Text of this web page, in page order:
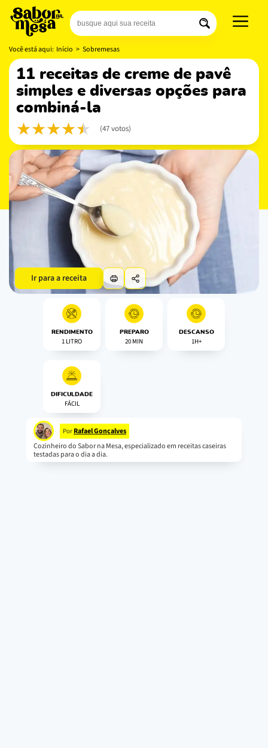
Você está aqui: Início > Sobremesas
11 receitas de creme de pavê
simples e diversas opções para
combiná-la
(47 votos)
Ir para a receita
RENDIMENTO
1 LITRO
PREPARO
20 MIN
DESCANSO
1H+
DIFICULDADE
FÁCIL
Por Rafael Gonçalves
Cozinheiro do Sabor na Mesa, especializado em receitas caseiras
testadas para o dia a dia.